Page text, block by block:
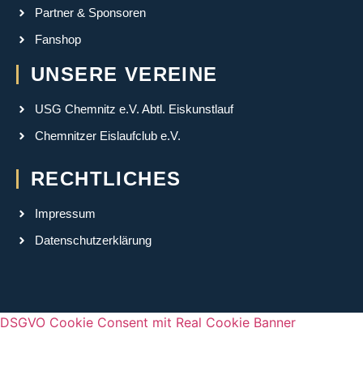
Partner & Sponsoren
Fanshop
UNSERE VEREINE
USG Chemnitz e.V. Abtl. Eiskunstlauf
Chemnitzer Eislaufclub e.V.
RECHTLICHES
Impressum
Datenschutzerklärung
DSGVO Cookie Consent mit Real Cookie Banner